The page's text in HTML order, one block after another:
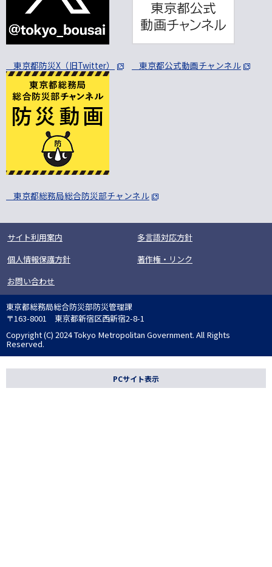
東京都防災X（旧Twitter） 東京都公式動画チャンネル
東京都総務局総合防災部チャンネル
サイト利用案内
多言語対応方針
個人情報保護方針
著作権・リンク
お問い合わせ
東京都総務局総合防災部防災管理課
〒163-8001 東京都新宿区西新宿2-8-1
Copyright (C) 2024 Tokyo Metropolitan Government. All Rights
Reserved.
PCサイト表示